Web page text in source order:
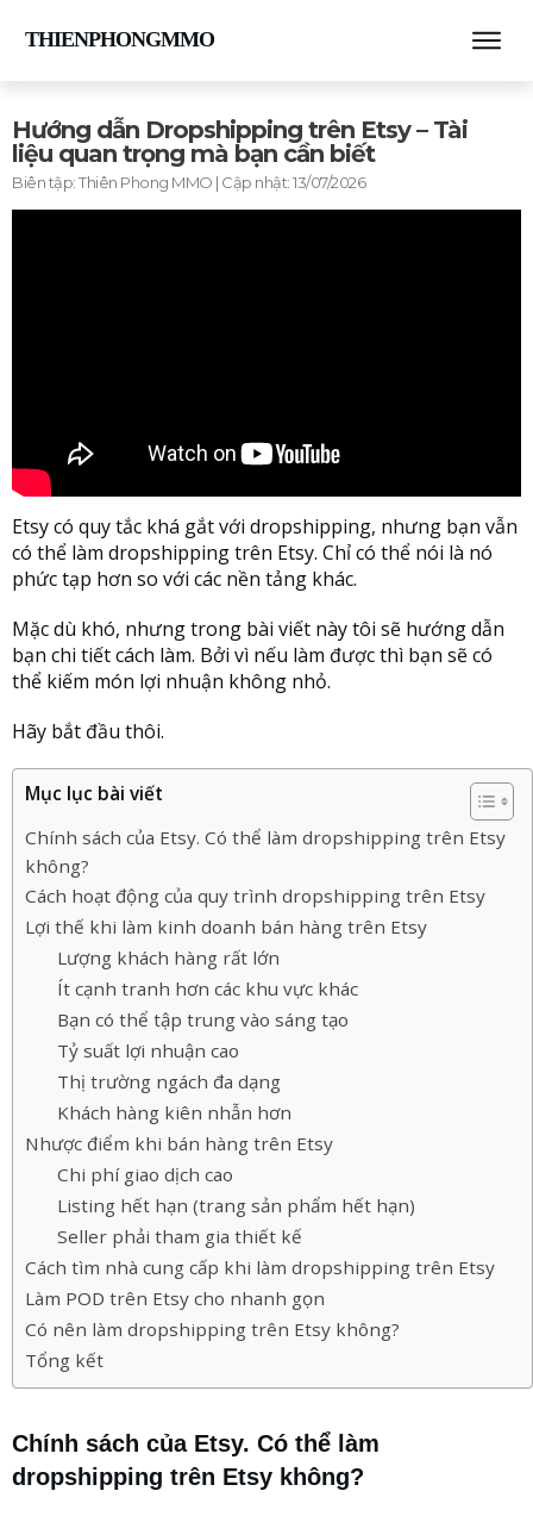
THIENPHONGMMO
Hướng dẫn Dropshipping trên Etsy – Tài
liệu quan trọng mà bạn cần biết
Biên tập:Thiên Phong MMO | Cập nhật:13/07/2026
Etsy có quy tắc khá gắt với dropshipping, nhưng bạn vẫn
có thể làm dropshipping trên Etsy. Chỉ có thể nói là nó
phức tạp hơn so với các nền tảng khác.
Mặc dù khó, nhưng trong bài viết này tôi sẽ hướng dẫn
bạn chi tiết cách làm. Bởi vì nếu làm được thì bạn sẽ có
thể kiếm món lợi nhuận không nhỏ.
Hãy bắt đầu thôi.
Mục lục bài viết
Chính sách của Etsy. Có thể làm dropshipping trên Etsy
không?
Cách hoạt động của quy trình dropshipping trên Etsy
Lợi thế khi làm kinh doanh bán hàng trên Etsy
Lượng khách hàng rất lớn
Ít cạnh tranh hơn các khu vực khác
Bạn có thể tập trung vào sáng tạo
Tỷ suất lợi nhuận cao
Thị trường ngách đa dạng
Khách hàng kiên nhẫn hơn
Nhược điểm khi bán hàng trên Etsy
Chi phí giao dịch cao
Listing hết hạn (trang sản phẩm hết hạn)
Seller phải tham gia thiết kế
Cách tìm nhà cung cấp khi làm dropshipping trên Etsy
Làm POD trên Etsy cho nhanh gọn
Có nên làm dropshipping trên Etsy không?
Tổng kết
Chính sách của Etsy. Có thể làm
dropshipping trên Etsy không?